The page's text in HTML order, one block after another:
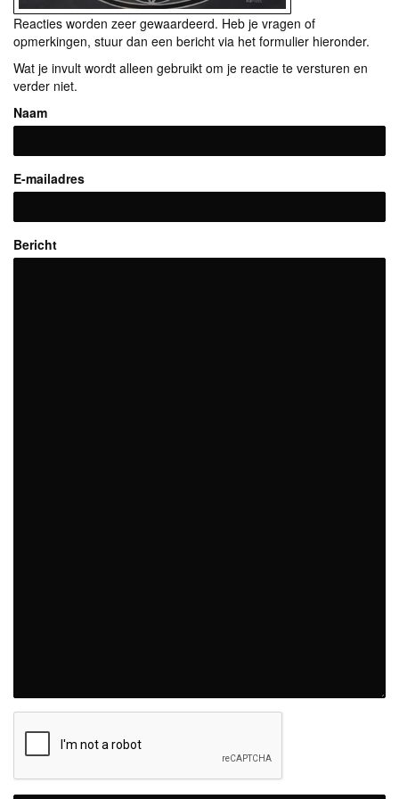
Reacties worden zeer gewaardeerd. Heb je vragen of
opmerkingen, stuur dan een bericht via het formulier hieronder.
Wat je invult wordt alleen gebruikt om je reactie te versturen en
verder niet.
Naam
E-mailadres
Bericht